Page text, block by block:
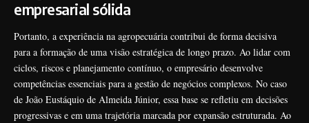
empresarial sólida
Portanto, a experiência na agropecuária contribui de forma decisiva
para a formação de uma visão estratégica de longo prazo. Ao lidar com
ciclos, riscos e planejamento contínuo, o empresário desenvolve
competências essenciais para a gestão de negócios complexos. No caso
de João Eustáquio de Almeida Júnior, essa base se refletiu em decisões
progressivas e em uma trajetória marcada por expansão estruturada. Ao